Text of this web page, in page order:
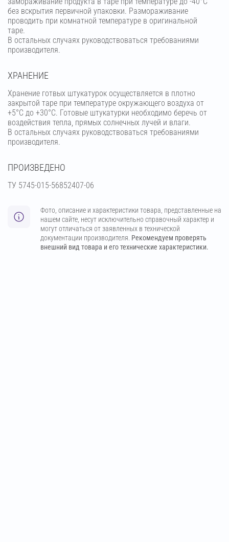
без вскрытия первичной упаковки. Размораживание
проводить при комнатной температуре в оригинальной
таре.
В остальных случаях руководствоваться требованиями
производителя.
ХРАНЕНИЕ
Хранение готвых штукатурок осуществляется в плотно
закрытой таре при температуре окружающего воздуха от
+5°С до +30°С. Готовые штукатурки необходимо беречь от
воздействия тепла, прямых солнечных лучей и влаги.
В остальных случаях руководствоваться требованиями
производителя.
ПРОИЗВЕДЕНО
ТУ 5745-015-56852407-06
Фото, описание и характеристики товара, представленные на
нашем сайте, несут исключительно справочный характер и
могут отличаться от заявленных в технической
документации производителя. Рекомендуем проверять
внешний вид товара и его технические характеристики.